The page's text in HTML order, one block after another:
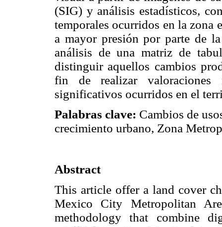
(SIG) y análisis estadísticos,
temporales ocurridos en la zona
a mayor presión por parte de
análisis de una matriz de
distinguir aquellos cambios
fin de realizar valoraciones
significativos ocurridos en el
Palabras clave: Cambios de
crecimiento urbano, Zona
Abstract
This article offer a land cover
Mexico City Metropolitan
methodology that combine